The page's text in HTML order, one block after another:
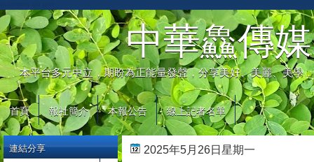
中華鱻傳媒
本平台多元中立，期盼為正能量發聲，分享美好、美麗、美學
首頁 報社簡介 本報公告 線上記者名單
2025年5月26日星期一
連結分享